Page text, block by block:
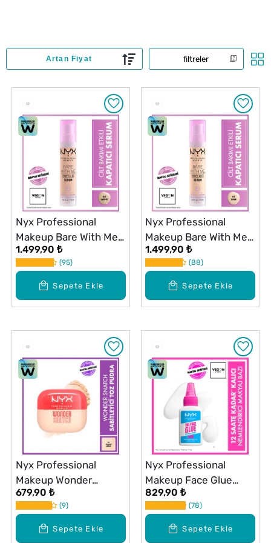
filtreler
Sepete Ekle
Nyx Professional
Makeup Bare With Me
Kapatıcı Serum 02
Light
1.499,90 ₺
95
Sepete Ekle
Nyx Professional
Makeup Bare With Me
Kapatıcı Serum 01 Fair
1.499,90 ₺
88
Sepete Ekle
Nyx Professional
Makeup Wonder
Snatch Sabitleyici
Pudra Sugar Serve
679,90 ₺
9
Sepete Ekle
Nyx Professional
Makeup Face Glue
Makyaj Bazı
829,90 ₺
78